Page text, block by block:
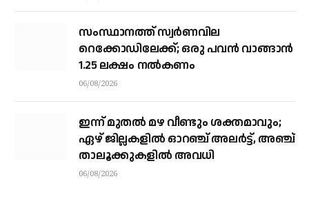
സംസ്ഥാനത്ത് സ്വര്‍ണവില
റെക്കോഡിലേക്ക്; ഒരു പവന്‍ വാങ്ങാന്‍
1.25 ലക്ഷം നല്‍കണം
06/08/2026
ഇന്ന് മുതല്‍ മഴ വീണ്ടും ശക്തമാവും;
ഏഴ് ജില്ലകളില്‍ ഓറഞ്ച് അലര്‍ട്ട്, അഞ്ച്
താലൂക്കുകളില്‍ അവധി
06/08/2026